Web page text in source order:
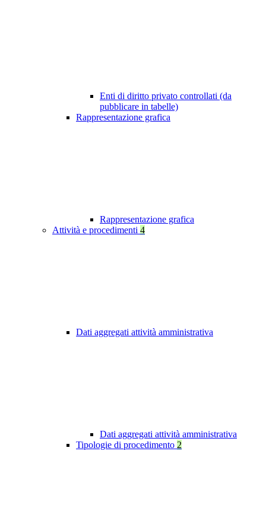
Enti di diritto privato controllati (da
pubblicare in tabelle)
Rappresentazione grafica
Rappresentazione grafica
Attività e procedimenti 4
Dati aggregati attività amministrativa
Dati aggregati attività amministrativa
Tipologie di procedimento 2